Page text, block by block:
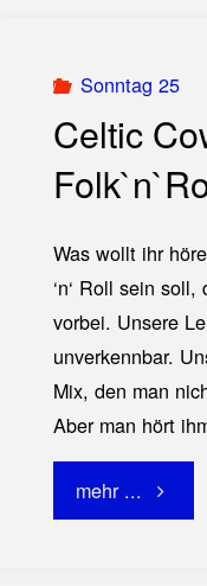
Sonntag 25
Celtic
Was wollt ihr
‘n‘ Roll sein
vorbei. Unsere
unverkennbar.
Mix, den man
Aber man hört
mehr ... "Celtic